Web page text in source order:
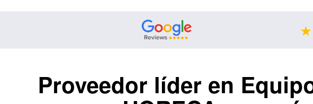
Proveedor líder en